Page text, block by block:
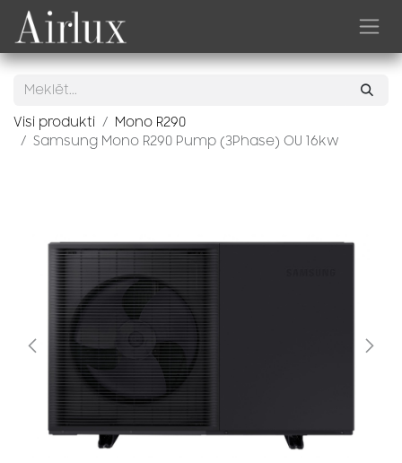
Skip to Content
Visi produkti
Mono R290
Samsung Mono R290 Pump (3Phase) OU 16kw